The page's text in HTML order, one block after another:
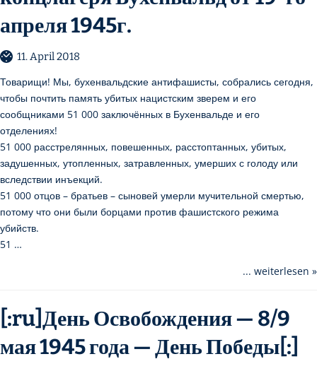
апреля 1945г.
11. April 2018
Товарищи! Мы, бухенвальдские антифашисты, собрались сегодня,
чтобы почтить память убитых нацистским зверем и его
сообщниками 51 000 заключённых в Бухенвальде и его
отделениях!
51 000 расстрелянных, повешенных, расстоптанных, убитых,
задушенных, утопленных, затравленных, умерших с голоду или
вследствии инъекций.
51 000 отцов – братьев – сыновей умерли мучительной смертью,
потому что они были борцами против фашистского режима
убийств.
51 …
... weiterlesen »
[:ru]День Освобождения — 8/9
мая 1945 года — День Победы[:]